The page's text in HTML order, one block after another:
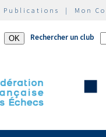
Publications | Mon
Rechercher un club